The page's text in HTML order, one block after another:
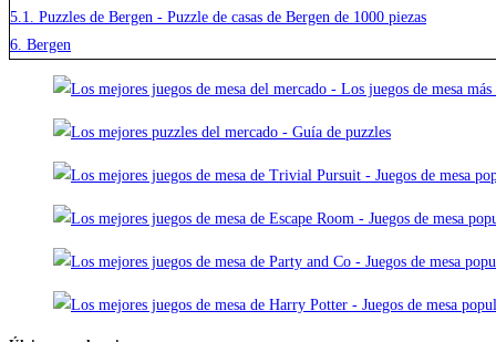
5.1. Puzzles de Bergen - Puzzle de casas de Bergen de 1000 piezas
6. Bergen